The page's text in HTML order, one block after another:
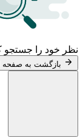
جستجو کنید...
به صفحه اصلی انجمن